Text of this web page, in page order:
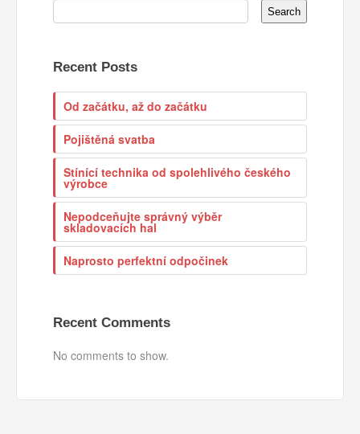
Search
Recent Posts
Od začátku, až do začátku
Pojištěná svatba
Stínící technika od spolehlivého českého
výrobce
Nepodceňujte správný výběr
skladovacích hal
Naprosto perfektní odpočinek
Recent Comments
No comments to show.